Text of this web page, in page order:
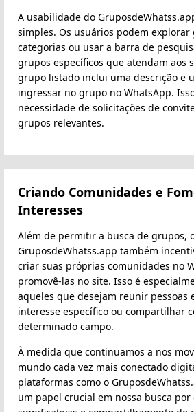
A usabilidade do
simples. Os usuários podem explorar
categorias ou usar a barra de
grupos específicos que atendam aos
grupo listado inclui uma descrição e
ingressar no grupo no WhatsApp.
necessidade de solicitações de
grupos relevantes.
Criando Comunidades e
Interesses
Além de permitir a busca de grupos,
GruposdeWhatss.app também
criar suas próprias comunidades no
promovê-las no site. Isso é
aqueles que desejam reunir pessoas
interesse específico ou compartilhar
determinado campo.
À medida que continuamos a nos
mundo cada vez mais conectado
plataformas como o
um papel crucial em nossa busca por